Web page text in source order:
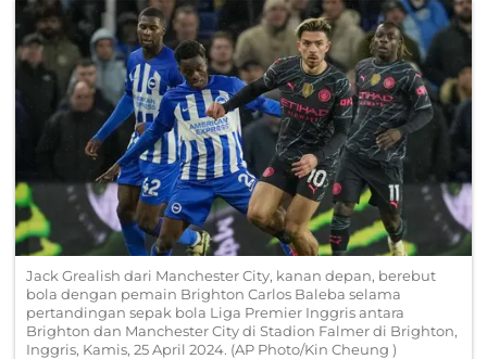
Jack Grealish dari Manchester City, kanan depan, berebut
bola dengan pemain Brighton Carlos Baleba selama
pertandingan sepak bola Liga Premier Inggris antara
Brighton dan Manchester City di Stadion Falmer di Brighton,
Inggris, Kamis, 25 April 2024. (AP Photo/Kin Cheung )